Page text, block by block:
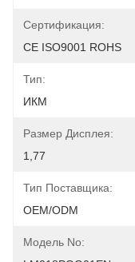
Сертификация:
CE ISO9001 ROHS
Тип:
ИКМ
Размер Дисплея:
1,77
Тип Поставщика:
OEM/ODM
Модель No: